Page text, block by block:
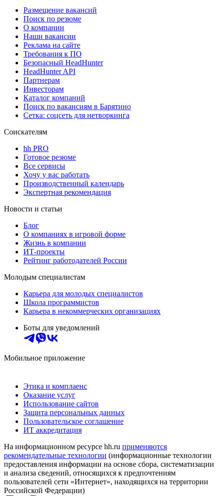
Размещение вакансий
Поиск по резюме
О компании
Наши вакансии
Реклама на сайте
Требования к ПО
Безопасный HeadHunter
HeadHunter API
Партнерам
Инвесторам
Каталог компаний
Поиск по вакансиям в Барятино
Сетка: соцсеть для нетворкинга
Соискателям
hh PRO
Готовое резюме
Все сервисы
Хочу у вас работать
Производственный календарь
Экспертная рекомендация
Новости и статьи
Блог
О компаниях в игровой форме
Жизнь в компании
ИТ-проекты
Рейтинг работодателей России
Молодым специалистам
Карьера для молодых специалистов
Школа программистов
Карьера в некоммерческих организациях
Боты для уведомлений
Мобильное приложение
Этика и комплаенс
Оказание услуг
Использование сайтов
Защита персональных данных
Пользовательское соглашение
ИТ аккредитация
На информационном ресурсе hh.ru применяются
рекомендательные технологии (информационные технологии
предоставления информации на основе сбора, систематизации
и анализа сведений, относящихся к предпочтениям
пользователей сети «Интернет», находящихся на территории
Российской Федерации)